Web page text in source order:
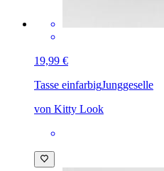
19,99 €
Tasse einfarbigJunggeselle
von Kitty Look